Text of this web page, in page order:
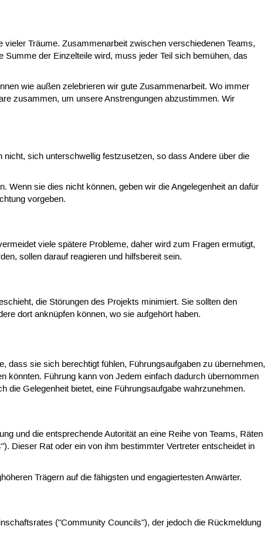
Träume. Zusammenarbeit zwischen verschiedenen Teams,
der Einzelteile wird, muss jeder Teil sich bemühen, das
wie außen zelebrieren wir gute Zusammenarbeit. Wo immer
zusammen, um unsere Anstrengungen abzustimmen. Wir
sich unterschwellig festzusetzen, so dass Andere über die
sie dies nicht können, geben wir die Angelegenheit an dafür
vorgeben.
viele spätere Probleme, daher wird zum Fragen ermutigt,
sollen darauf reagieren und hilfsbereit sein.
die Störungen des Projekts minimiert. Sie sollten den
dort anknüpfen können, wo sie aufgehört haben.
dass sie sich berechtigt fühlen, Führungsaufgaben zu übernehmen,
könnten. Führung kann von Jedem einfach dadurch übernommen
die Gelegenheit bietet, eine Führungsaufgabe wahrzunehmen.
und die entsprechende Autorität an eine Reihe von Teams, Räten
Dieser Rat oder ein von ihm bestimmter Vertreter entscheidet in
Trägern auf die fähigsten und engagiertesten Anwärter.
("Community Councils"), der jedoch die Rückmeldung